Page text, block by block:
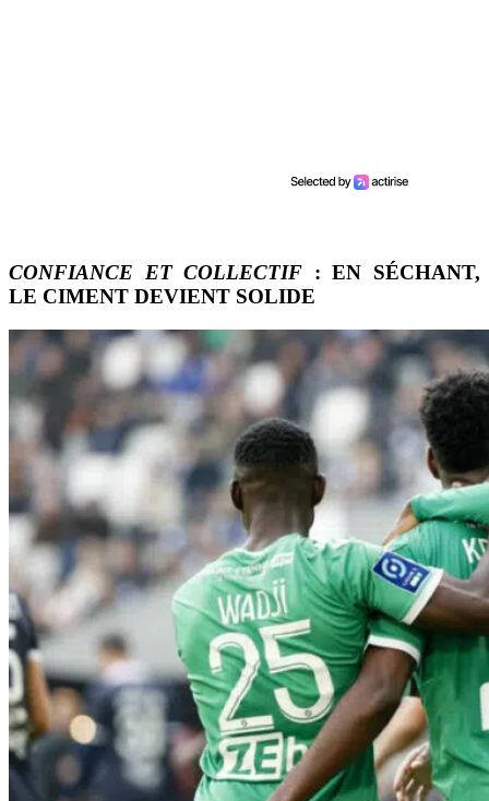
CONFIANCE ET COLLECTIF : EN SÉCHANT,
LE CIMENT DEVIENT SOLIDE